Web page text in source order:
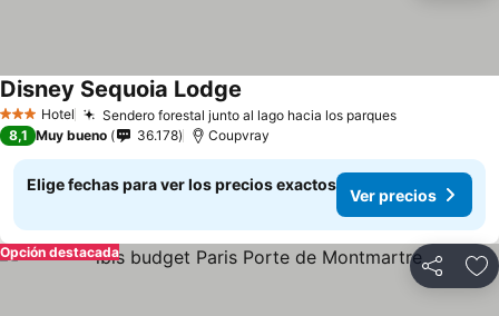
3 Estrellas
Hotel Sendero forestal junto al lago hacia los parques
Disney Sequoia Lodge
8,1 Muy bueno 36.178 Coupvray
Elige fechas para ver los precios exactos
Ver precios
Compartir
Opción destacada